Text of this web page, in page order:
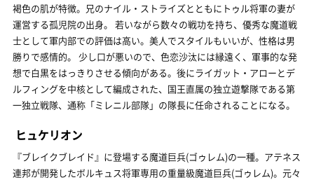
褐色の肌が特徴。兄のナイル・ストライズとともにトゥル将軍の妻が
運営する孤児院の出身。 若いながら数々の戦功を持ち、優秀な魔道戦
士として軍内部での評価は高い。美人でスタイルもいいが、性格は男
勝りで感情的。 少し口が悪いので、色恋沙汰には縁遠く、軍事的な発
想で白黒をはっきりさせる傾向がある。後にライガット・アローとデ
ルフィングを中核として編成された、国王直属の独立遊撃隊である第
一独立戦隊、通称「ミレニル部隊」の隊長に任命されることになる。
ヒュケリオン
『ブレイクブレイド』に登場する魔道巨兵(ゴゥレム)の一種。アテネス
連邦が開発したボルキュス将軍専用の重量級魔道巨兵(ゴゥレム)。元々